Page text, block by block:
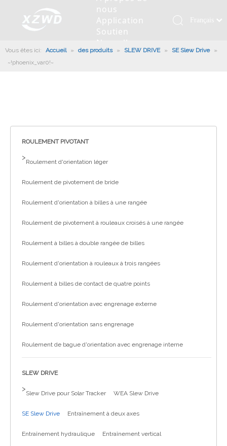
Roulement pivotant
nous
Profil de la société
Équipements de test
Application
Machines d'ingénierie
Robot De Soudage
Soutien
Installation de roulement
Fabrication
Nouvelles
Anneaux de pivotement
Nouvelles de l'industrie
Contactez
Français
românesc
Italiano
Vous êtes ici: Accueil » des produits » SLEW DRIVE » SE Slew Drive
»
~!phoenix_var0!~
ROULEMENT PIVOTANT
>
Roulement d'orientation léger
Roulement de pivotement de bride
Roulement d'orientation à billes à une rangée
Roulement de pivotement à rouleaux croisés à une rangée
Roulement à billes à double rangée de billes
Roulement d'orientation à rouleaux à trois rangées
Roulement à billes de contact de quatre points
Roulement d'orientation avec engrenage externe
Roulement d'orientation sans engrenage
Roulement de bague d'orientation avec engrenage interne
SLEW DRIVE
>
Slew Drive pour Solar Tracker WEA Slew Drive
SE Slew Drive Entraînement à deux axes
Entraînement hydraulique Entraînement vertical